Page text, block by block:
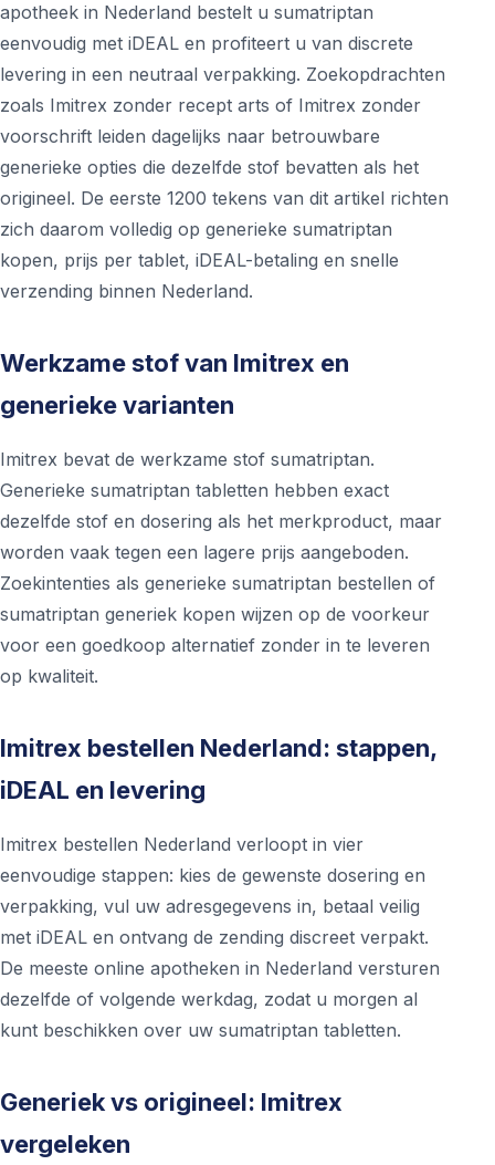
apotheek in Nederland bestelt u sumatriptan
eenvoudig met iDEAL en profiteert u van discrete
levering in een neutraal verpakking. Zoekopdrachten
zoals Imitrex zonder recept arts of Imitrex zonder
voorschrift leiden dagelijks naar betrouwbare
generieke opties die dezelfde stof bevatten als het
origineel. De eerste 1200 tekens van dit artikel richten
zich daarom volledig op generieke sumatriptan
kopen, prijs per tablet, iDEAL-betaling en snelle
verzending binnen Nederland.
Werkzame stof van Imitrex en
generieke varianten
Imitrex bevat de werkzame stof sumatriptan.
Generieke sumatriptan tabletten hebben exact
dezelfde stof en dosering als het merkproduct, maar
worden vaak tegen een lagere prijs aangeboden.
Zoekintenties als generieke sumatriptan bestellen of
sumatriptan generiek kopen wijzen op de voorkeur
voor een goedkoop alternatief zonder in te leveren
op kwaliteit.
Imitrex bestellen Nederland: stappen,
iDEAL en levering
Imitrex bestellen Nederland verloopt in vier
eenvoudige stappen: kies de gewenste dosering en
verpakking, vul uw adresgegevens in, betaal veilig
met iDEAL en ontvang de zending discreet verpakt.
De meeste online apotheken in Nederland versturen
dezelfde of volgende werkdag, zodat u morgen al
kunt beschikken over uw sumatriptan tabletten.
Generiek vs origineel: Imitrex
vergeleken